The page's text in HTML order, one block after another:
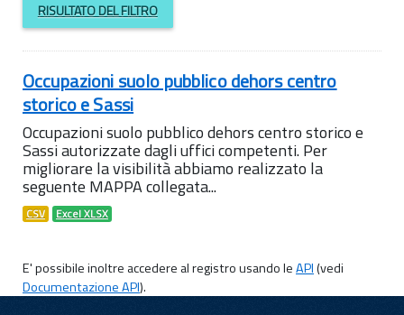
RISULTATO DEL FILTRO
Occupazioni suolo pubblico dehors centro
storico e Sassi
Occupazioni suolo pubblico dehors centro storico e
Sassi autorizzate dagli uffici competenti. Per
migliorare la visibilità abbiamo realizzato la
seguente MAPPA collegata...
CSV Excel XLSX
E' possibile inoltre accedere al registro usando leAPI(vedi
Documentazione API).